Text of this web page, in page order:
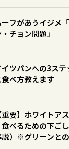
ーフがあうイジメ
・チョン問題」
イツパンへの3ス
食べ方教えます
【重要】ホワイトア
食べるための下ご
説）※グリーンと